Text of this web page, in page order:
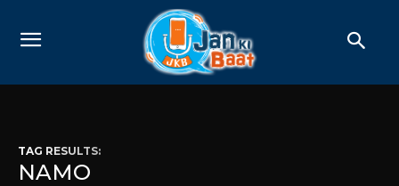
TAG RESULTS:
NAMO